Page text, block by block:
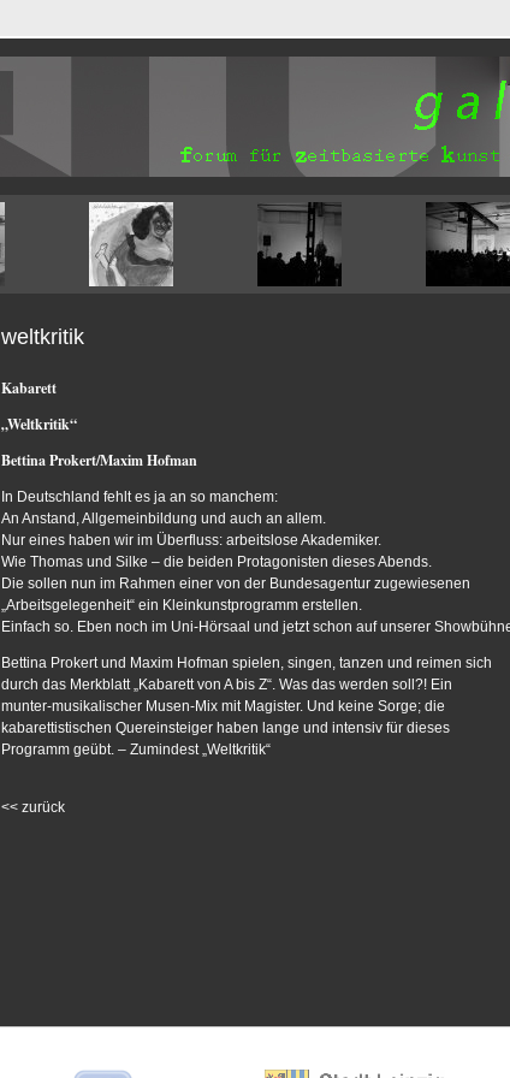
weltkritik
Kabarett
„Weltkritik“
Bettina Prokert/Maxim Hofman
In Deutschland fehlt es ja an so manchem:
An Anstand, Allgemeinbildung und auch an allem.
Nur eines haben wir im Überfluss: arbeitslose Akademiker.
Wie Thomas und Silke – die beiden Protagonisten dieses Abends.
Die sollen nun im Rahmen einer von der Bundesagentur zugewiesenen
„Arbeitsgelegenheit“ ein Kleinkunstprogramm erstellen.
Einfach so. Eben noch im Uni-Hörsaal und jetzt schon auf unserer
Bettina Prokert und Maxim Hofman spielen, singen, tanzen und reimen sich
durch das Merkblatt „Kabarett von A bis Z“. Was das werden soll?! Ein
munter-musikalischer Musen-Mix mit Magister. Und keine Sorge; die
kabarettistischen Quereinsteiger haben lange und intensiv für dieses
Programm geübt. – Zumindest „Weltkritik“
<< zurück